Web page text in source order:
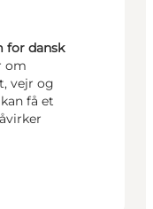
for dansk
om
vejr og
få et